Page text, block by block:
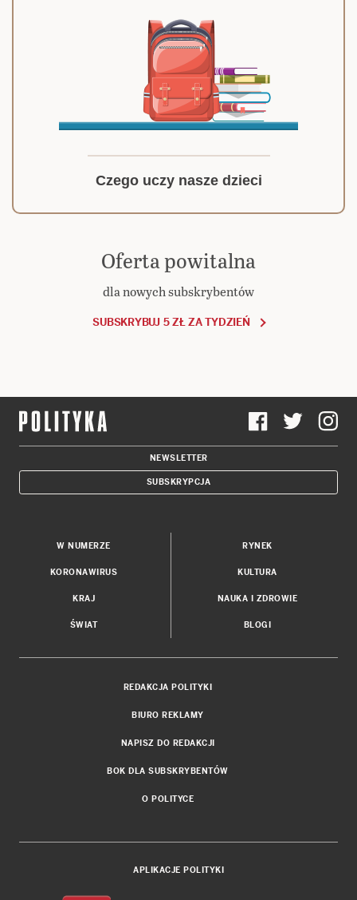
Czego uczy nasze dzieci
Oferta powitalna
dla nowych subskrybentów
SUBSKRYBUJ 5 ZŁ ZA TYDZIEŃ
NEWSLETTER
SUBSKRYPCJA
W NUMERZE
KORONAWIRUS
KRAJ
ŚWIAT
RYNEK
KULTURA
NAUKA I ZDROWIE
BLOGI
REDAKCJA POLITYKI
BIURO REKLAMY
NAPISZ DO REDAKCJI
BOK DLA SUBSKRYBENTÓW
O POLITYCE
APLIKACJE POLITYKI